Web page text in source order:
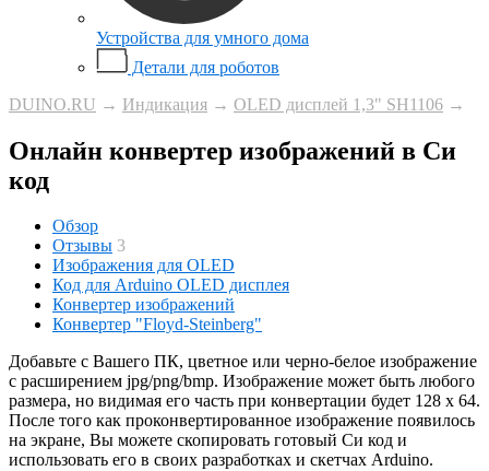
Устройства для умного дома
Детали для роботов
DUINO.RU → Индикация → OLED дисплей 1,3" SH1106 →
Онлайн конвертер изображений в Си
код
Обзор
Отзывы 3
Изображения для OLED
Код для Arduino OLED дисплея
Конвертер изображений
Конвертер "Floyd-Steinberg"
Добавьте с Вашего ПК, цветное или черно-белое изображение
с расширением jpg/png/bmp. Изображение может быть любого
размера, но видимая его часть при конвертации будет 128 х 64.
После того как проконвертированное изображение появилось
на экране, Вы можете скопировать готовый Си код и
использовать его в своих разработках и скетчах Arduino.